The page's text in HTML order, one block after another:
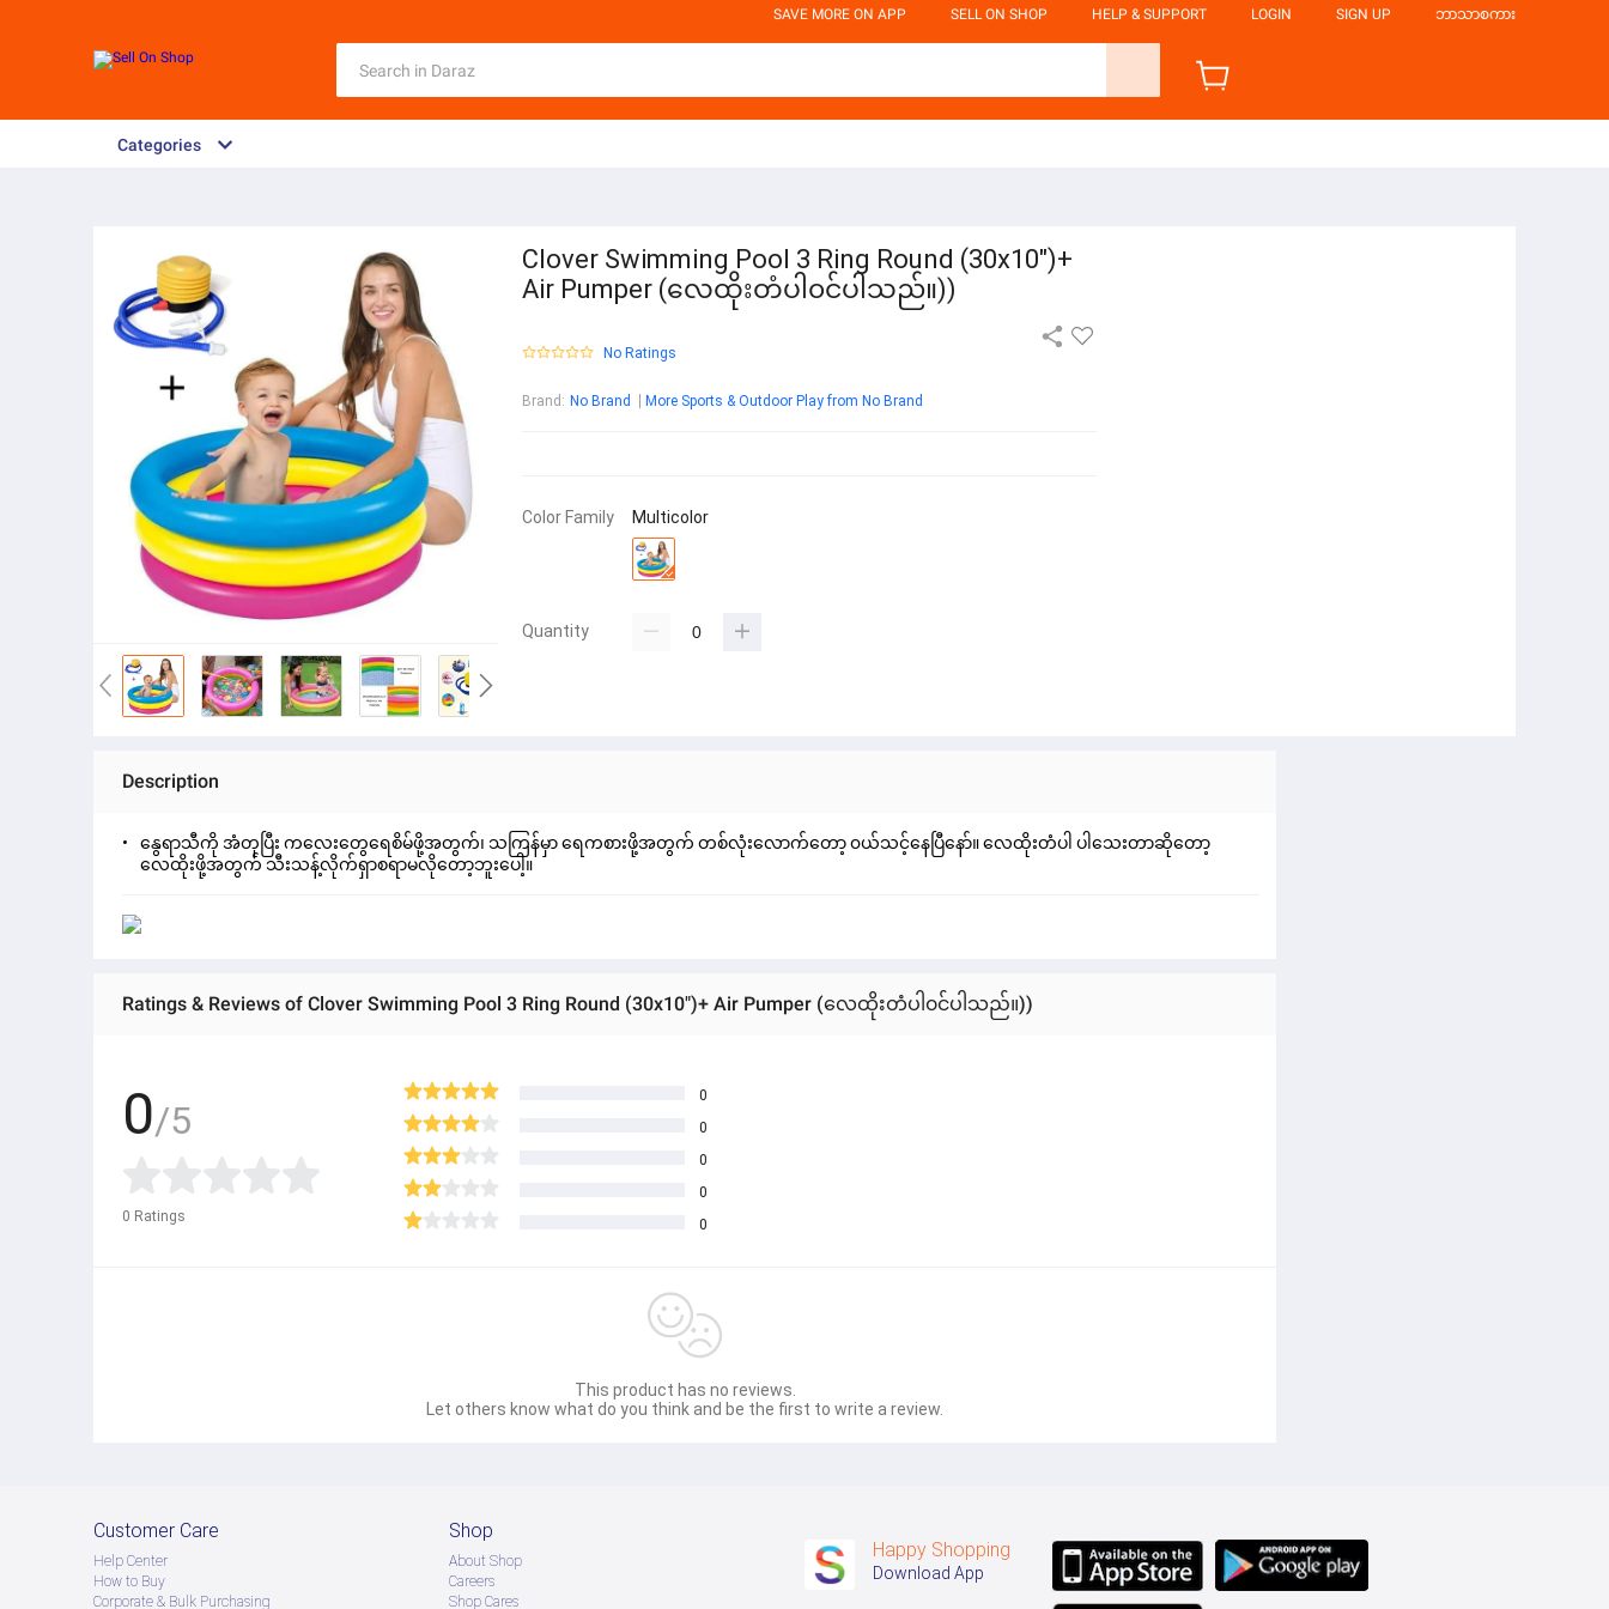
SAVE MORE ON APP SELL ON SHOP HELP & SUPPORT LOGIN SIGN UP ဘာသာစကား
Categories
Clover Swimming Pool 3 Ring Round (30x10")+
Air Pumper (လေထိုးတံပါ၀င်ပါသည်။))
No Ratings
Brand : No Brand More Sports & Outdoor Play from No Brand
Color Family Multicolor
Quantity
Description
‌နွေရာသီကို အံတုပြီး ကလေးတွေရေစိမ်ဖို့အတွက်၊ သကြန်မှာ ရေကစားဖို့အတွက် တစ်လုံးလောက်တော့ ၀ယ်သင့်နေပြီနော်။ လေထိုးတံပါ ပါသေးတာဆိုတော့
လေထိုးဖို့အတွက် သီးသန့်လိုက်ရှာစရာမလိုတော့ဘူးပေါ့။
Ratings & Reviews of Clover Swimming Pool 3 Ring Round (30x10")+ Air Pumper (လေထိုးတံပါ၀င်ပါသည်။))
0/5
0 Ratings
0
0
0
0
0
This product has no reviews.
Let others know what do you think and be the first to write a review.
Customer Care
Help Center
How to Buy
Corporate & Bulk Purchasing
Shop
About Shop
Careers
Shop Cares
Happy Shopping
Download App